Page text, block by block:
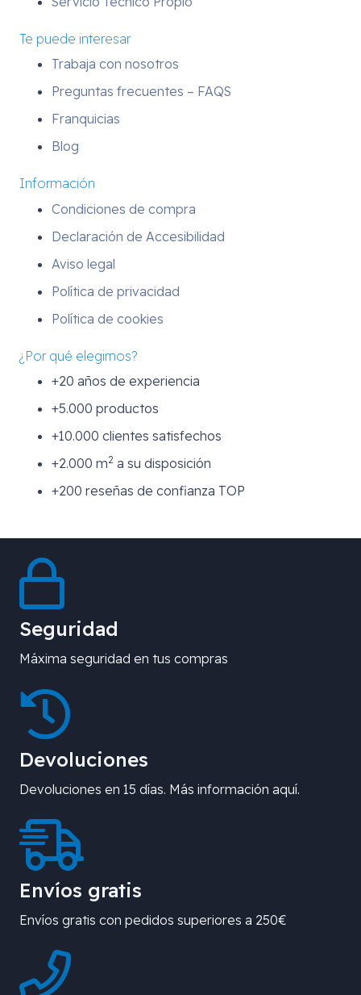
Te puede interesar
Trabaja con nosotros
Preguntas frecuentes – FAQS
Franquicias
Blog
Información
Condiciones de compra
Declaración de Accesibilidad
Aviso legal
Política de privacidad
Política de cookies
¿Por qué elegirnos?
+20 años de experiencia
+5.000 productos
+10.000 clientes satisfechos
+2.000 m2 a su disposición
+200 reseñas de confianza TOP
Seguridad
Máxima seguridad en tus compras
Devoluciones
Devoluciones en 15 días. Más información aquí.
Envíos gratis
Envíos gratis con pedidos superiores a 250€